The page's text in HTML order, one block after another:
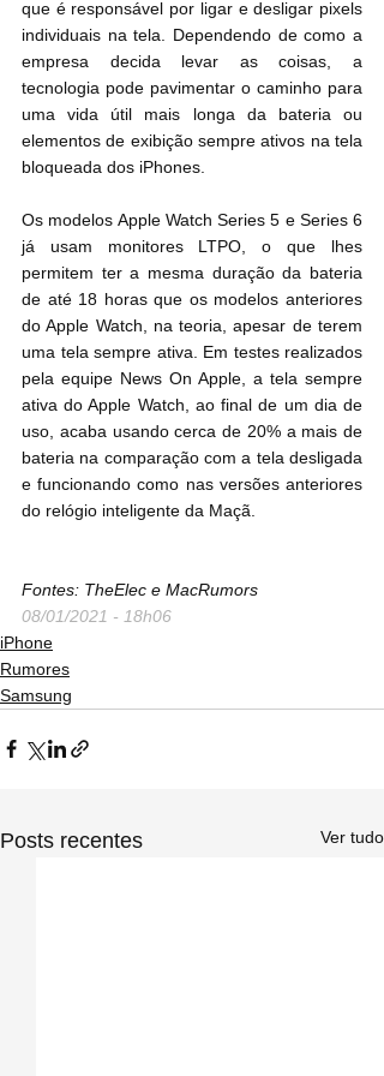
que é responsável por ligar e desligar pixels
individuais na tela. Dependendo de como a
empresa decida levar as coisas, a
tecnologia pode pavimentar o caminho para
uma vida útil mais longa da bateria ou
elementos de exibição sempre ativos na tela
bloqueada dos iPhones.
Os modelos Apple Watch Series 5 e Series 6
já usam monitores LTPO, o que lhes
permitem ter a mesma duração da bateria
de até 18 horas que os modelos anteriores
do Apple Watch, na teoria, apesar de terem
uma tela sempre ativa. Em testes realizados
pela equipe News On Apple, a tela sempre
ativa do Apple Watch, ao final de um dia de
uso, acaba usando cerca de 20% a mais de
bateria na comparação com a tela desligada
e funcionando como nas versões anteriores
do relógio inteligente da Maçã.
Fontes: TheElec e MacRumors
08/01/2021 - 18h06
iPhone
Rumores
Samsung
Posts recentes Ver tudo